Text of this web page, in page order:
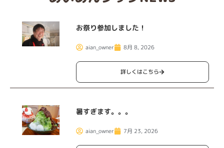
お祭り参加しました！
aian_owner 8月 8, 2026
詳しくはこちら
暑すぎます。。。
aian_owner 7月 23, 2026